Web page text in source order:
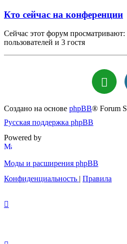
Кто сейчас на конференции
Сейчас этот форум просматривают:
пользователей и 3 гостя
Создано на основе phpBB® Forum
Русская поддержка phpBB
Powered by
Моды и расширения phpBB
Конфиденциальность | Правила